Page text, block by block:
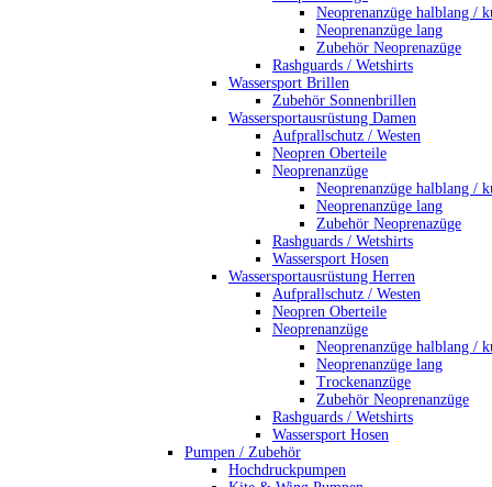
Neoprenanzüge halblang /
Neoprenanzüge lang
Zubehör Neoprenazüge
Rashguards / Wetshirts
Wassersport Brillen
Zubehör Sonnenbrillen
Wassersportausrüstung Damen
Aufprallschutz / Westen
Neopren Oberteile
Neoprenanzüge
Neoprenanzüge halblang /
Neoprenanzüge lang
Zubehör Neoprenazüge
Rashguards / Wetshirts
Wassersport Hosen
Wassersportausrüstung Herren
Aufprallschutz / Westen
Neopren Oberteile
Neoprenanzüge
Neoprenanzüge halblang /
Neoprenanzüge lang
Trockenanzüge
Zubehör Neoprenanzüge
Rashguards / Wetshirts
Wassersport Hosen
Pumpen / Zubehör
Hochdruckpumpen